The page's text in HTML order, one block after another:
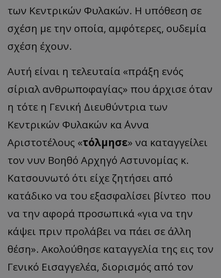
των Κεντρικών Φυλακών. Η υπόθεση σε
σχέση με την οποία, αμφότερες, ουδεμία
σχέση έχουν.
Αυτή είναι η τελευταία «πράξη ενός
σίριαλ ανθρωποφαγίας» που άρχισε όταν
η τότε η Γενική Διευθύντρια των
Κεντρικών Φυλακών κα ΄Αννα
Αριστοτέλους «τόλμησε» να καταγγείλει
τον νυν Βοηθό Αρχηγό Αστυνομίας κ.
Κατσουνωτό ότι είχε ζητήσει από
κατάδικο να του εξασφαλίσει βίντεο που
να την αφορά προσωπικά «για να την
κάψει πριν προλάβει να πάει σε άλλη
θέση». Ακολούθησε καταγγελία της εις τον
Γενικό Εισαγγελέα, διορισμός από τον